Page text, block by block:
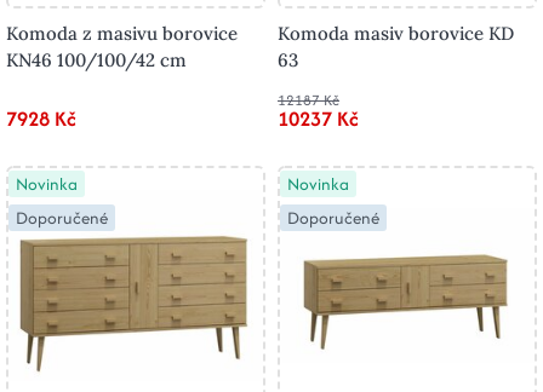
Komoda z masivu borovice
KN46 100/100/42 cm
7928 Kč
Komoda masiv borovice KD
63
12187 Kč
10237 Kč
Novinka
Doporučené
Novinka
Doporučené